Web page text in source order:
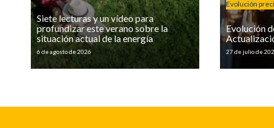
Siete lecturas y un vídeo para
profundizar este verano sobre la
situación actual de la energía
6 de agosto de 2026
Evolución
Evolución
27 de julio de